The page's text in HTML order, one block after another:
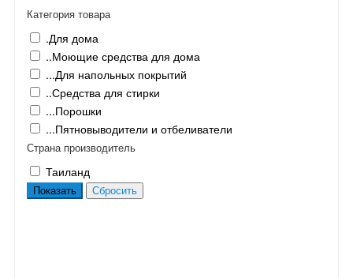
Категория товара
.Для дома
..Моющие средства для дома
...Для напольных покрытий
..Средства для стирки
...Порошки
...Пятновыводители и отбеливатели
Страна производитель
Таиланд